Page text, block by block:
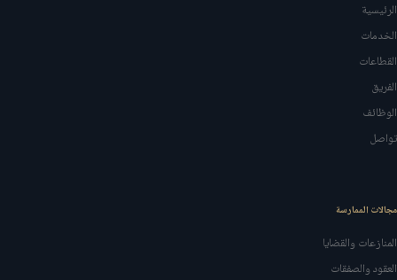
الرئيسية
الخدمات
القطاعات
الفريق
الوظائف
تواصل
مجالات الممارسة
المنازعات والقضايا
العقود والصفقات